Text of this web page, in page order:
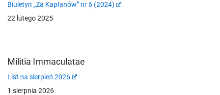
Biuletyn „Za Kapłanów” nr 6 (2024)
22 lutego 2025
Militia Immaculatae
List na sierpień 2026
1 sierpnia 2026